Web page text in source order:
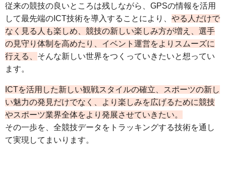
従来の競技の良いところは残しながら、GPSの情報を活用
して最先端のICT技術を導入することにより、 やる人だけで
なく見る人も楽しめ、競技の新しい楽しみ方が増え、選手
の見守り体制を高めたり、イベント運営をよりスムーズに
行える、 そんな新しい世界をつくっていきたいと想ってい
ます。
ICTを活用した新しい観戦スタイルの確立、スポーツの新し
い魅力の発見だけでなく、より楽しみを広げるために競技
やスポーツ業界全体をより発展させていきたい。
その一歩を、全競技データをトラッキングする技術を通し
て実現してまいります。